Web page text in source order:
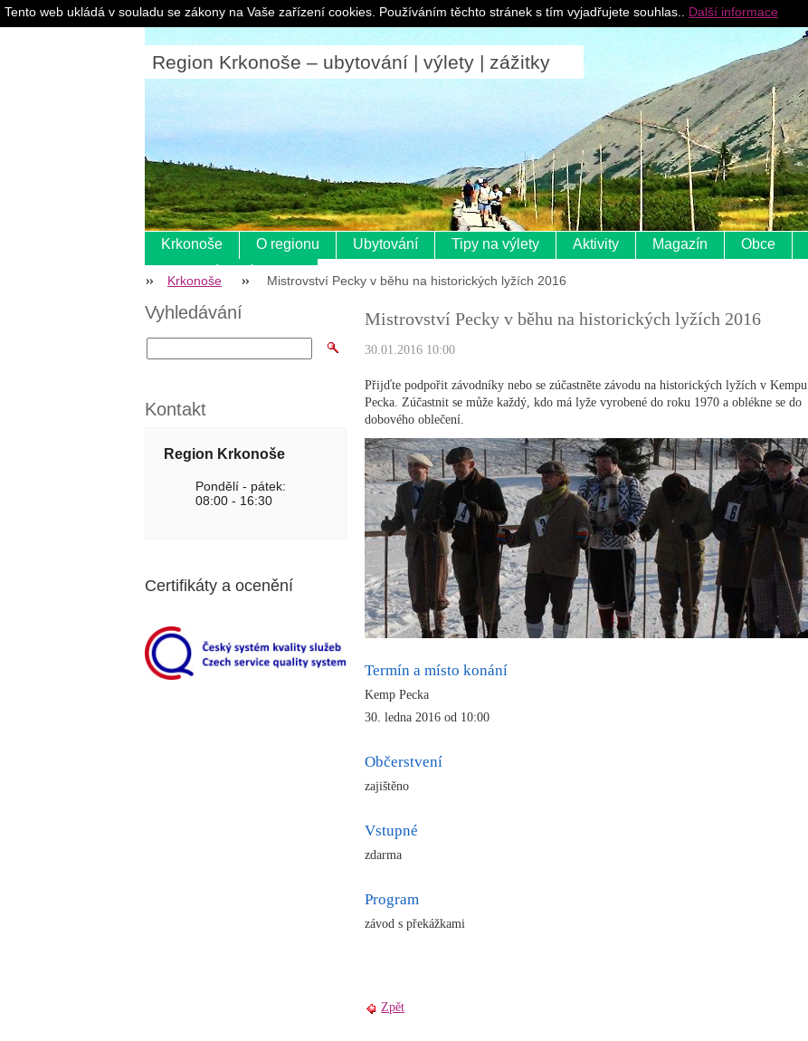
Region Krkonoše – ubytování | výlety | zážitky
Pro ubytovatele
Krkonoše O regionu Ubytování Tipy na výlety Aktivity Magazín Obce
Krkonoše Mistrovství Pecky v běhu na historických lyžích 2016
Mistrovství Pecky v běhu na historických lyžích 2016
30.01.2016 10:00
Přijďte podpořit závodníky nebo se zúčastněte závodu na historických lyžích v Kempu
Pecka. Zúčastnit se může každý, kdo má lyže vyrobené do roku 1970 a oblékne se do
dobového oblečení.
Termín a místo konání
Kemp Pecka
30. ledna 2016 od 10:00
Občerstvení
zajištěno
Vstupné
zdarma
Program
závod s překážkami
Zpět
Vyhledávání
Kontakt
Region Krkonoše
Pondělí - pátek:
08:00 - 16:30
Certifikáty a ocenění
Tento web ukládá v souladu se zákony na Vaše zařízení cookies. Používáním těchto stránek s tím vyjadřujete souhlas.. Další informace